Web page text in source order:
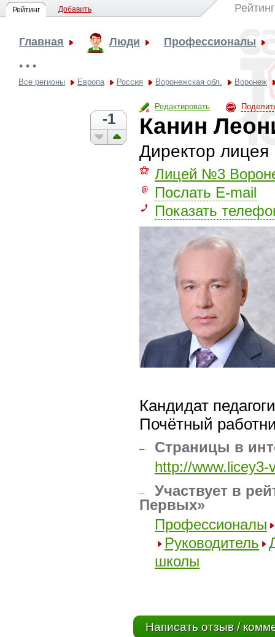
Рейтинг Добавить
Главная Люди Профессионалы
• • •
Все регионы Европа Россия Воронежская обл. Воронеж
Редактировать
-1 Канин
Директор
⚝ Лицей №3
Послать E-mail
Показать
Кандидат
Почётный
–
Страницы в
http://
–
Участвует в
Первых»
Профессионалы
Руководитель
школы
Написать отзыв /